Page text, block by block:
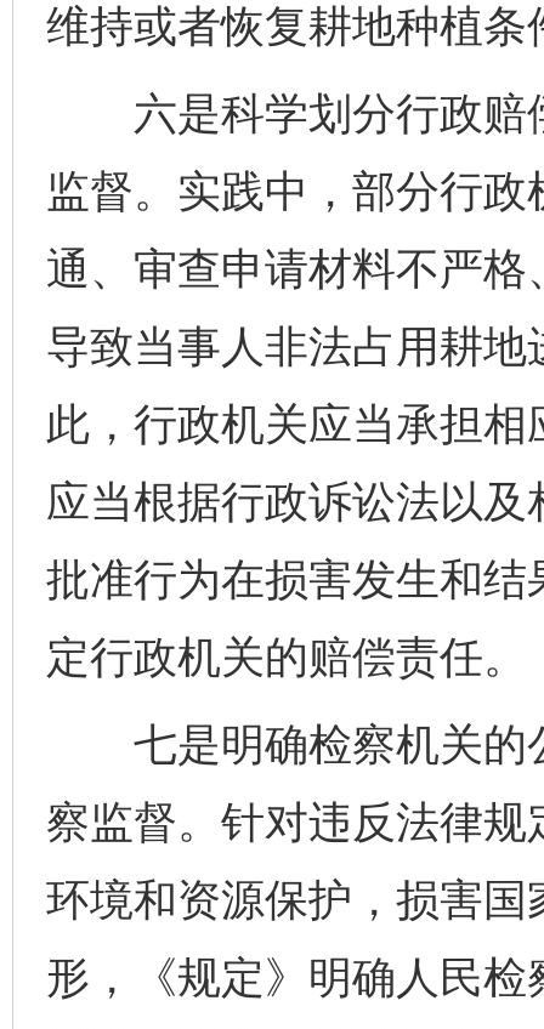
维持或者恢复耕地种植条
六是科学划分行政赔
监督。实践中，部分行
通、审查申请材料不严
导致当事人非法占用耕
此，行政机关应当承担
应当根据行政诉讼法以
批准行为在损害发生和
定行政机关的赔偿责任。
七是明确检察机关的
察监督。针对违反法律
环境和资源保护，损害
形，《规定》明确人民